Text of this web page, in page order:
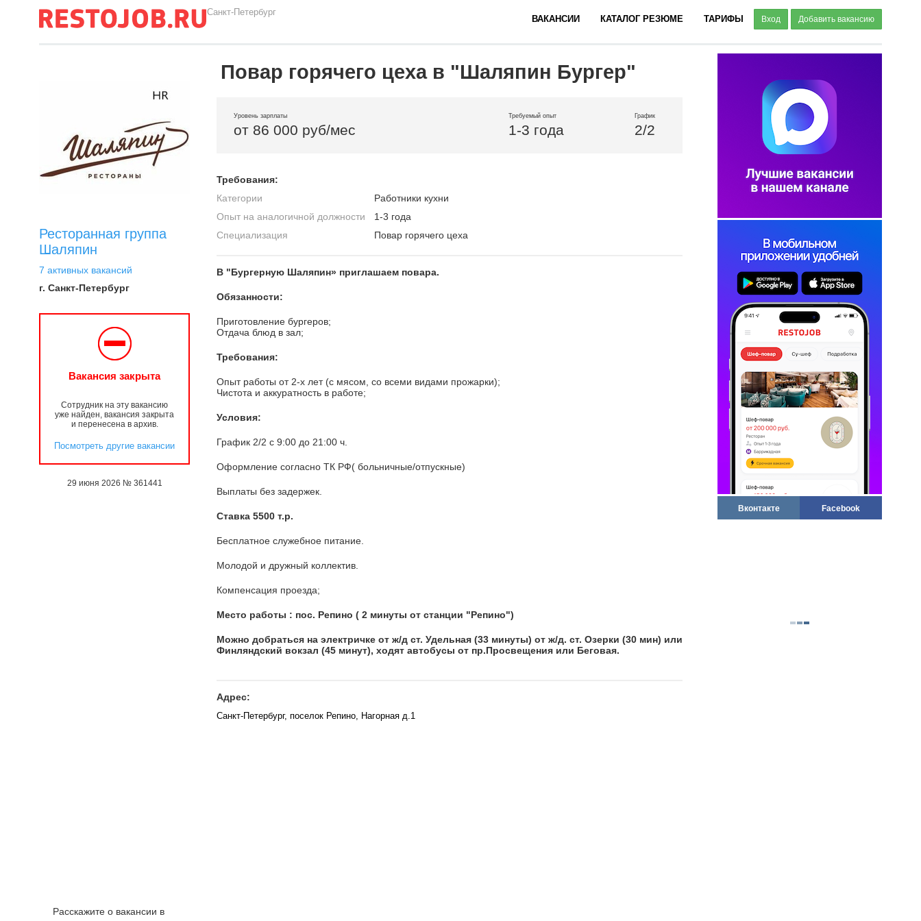
Санкт-Петербург
ВАКАНСИИ КАТАЛОГ РЕЗЮМЕ ТАРИФЫ Вход Добавить вакансию
Вконтакте Facebook
Ресторанная группа
Шаляпин
7 активных вакансий
г. Санкт-Петербург
Вакансия закрыта
Сотрудник на эту вакансию
уже найден, вакансия закрыта
и перенесена в архив.
Посмотреть другие вакансии
29 июня 2026 № 361441
Повар горячего цеха в "Шаляпин Бургер"
Уровень зарплаты
от 86 000 руб/мес
Требуемый опыт
1-3 года
График
2/2
Требования:
Категории
Работники кухни
Опыт на аналогичной должности
1-3 года
Специализация
Повар горячего цеха
В "Бургерную Шаляпин» приглашаем повара.
Обязанности:
Приготовление бургеров;
Отдача блюд в зал;
Требования:
Опыт работы от 2-х лет (с мясом, со всеми видами прожарки);
Чистота и аккуратность в работе;
Условия:
График 2/2 с 9:00 до 21:00 ч.
Оформление согласно ТК РФ( больничные/отпускные)
Выплаты без задержек.
Ставка 5500 т.р.
Бесплатное служебное питание.
Молодой и дружный коллектив.
Компенсация проезда;
Место работы : пос. Репино ( 2 минуты от станции "Репино")
Можно добраться на электричке от ж/д ст. Удельная (33 минуты) от ж/д. ст. Озерки (30 мин) или
Финляндский вокзал (45 минут), ходят автобусы от пр.Просвещения или Беговая.
Адрес:
Санкт-Петербург, поселок Репино, Нагорная д.1
Расскажите о вакансии в